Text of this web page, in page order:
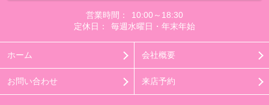
営業時間：
10:00～18:30
定休日：
毎週水曜日・年末年始
ホーム 会社概要
お問い合わせ 来店予約